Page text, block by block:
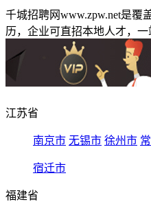
千城招聘网www.zpw.net是
历，企业可直招本地人才，
江苏省
南京市 无锡市 徐州市
宿迁市
福建省